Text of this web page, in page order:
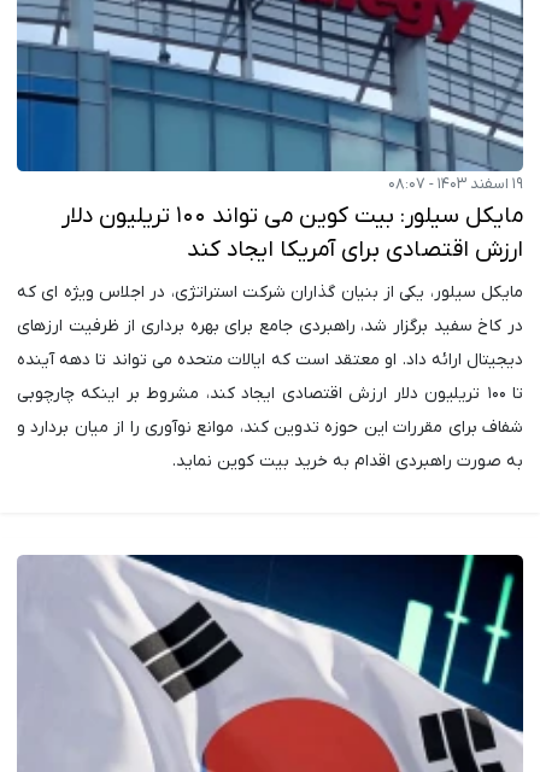
۱۹ اسفند ۱۴۰۳ - ۰۸:۰۷
مایکل سیلور: بیت کوین می تواند ۱۰۰ تریلیون دلار
ارزش اقتصادی برای آمریکا ایجاد کند
مایکل سیلور، یکی از بنیان گذاران شرکت استراتژی، در اجلاس ویژه ای که
در کاخ سفید برگزار شد، راهبردی جامع برای بهره برداری از ظرفیت ارزهای
دیجیتال ارائه داد. او معتقد است که ایالات متحده می تواند تا دهه آینده
تا ۱۰۰ تریلیون دلار ارزش اقتصادی ایجاد کند، مشروط بر اینکه چارچوبی
شفاف برای مقررات این حوزه تدوین کند، موانع نوآوری را از میان بردارد و
به صورت راهبردی اقدام به خرید بیت کوین نماید.